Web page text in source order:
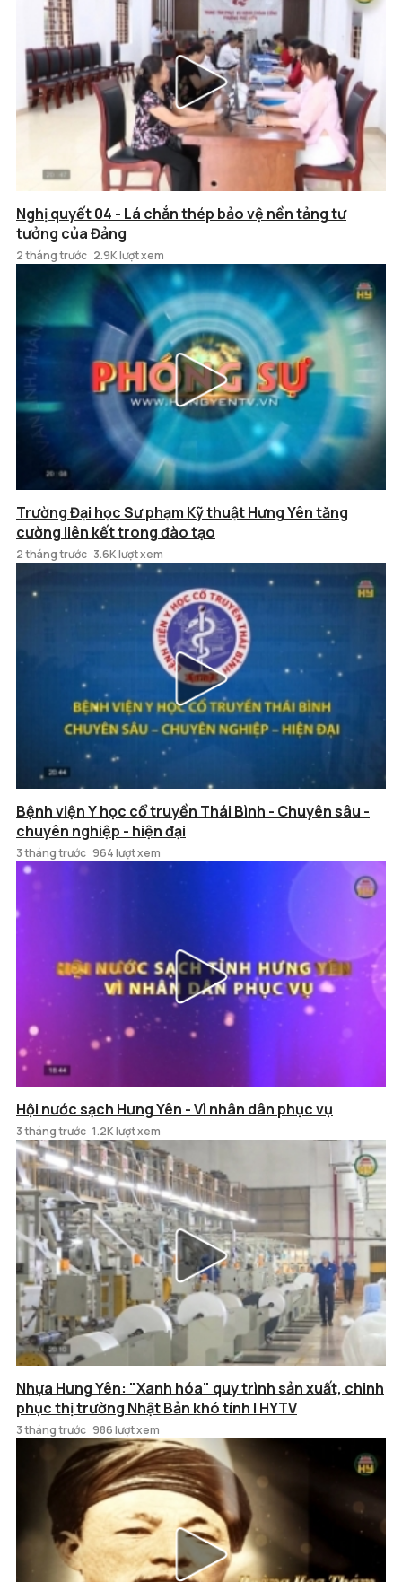
Nghị quyết 04 - Lá chắn thép bảo vệ nền tảng tư
tưởng của Đảng
2 tháng trước 2.9K lượt xem
Trường Đại học Sư phạm Kỹ thuật Hưng Yên tăng
cường liên kết trong đào tạo
2 tháng trước 3.6K lượt xem
Bệnh viện Y học cổ truyền Thái Bình - Chuyên sâu -
chuyên nghiệp - hiện đại
3 tháng trước 964 lượt xem
Hội nước sạch Hưng Yên - Vì nhân dân phục vụ
3 tháng trước 1.2K lượt xem
Nhựa Hưng Yên: "Xanh hóa" quy trình sản xuất, chinh
phục thị trường Nhật Bản khó tính | HYTV
3 tháng trước 986 lượt xem